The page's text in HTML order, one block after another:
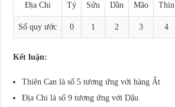
Địa Chi Tý Sửu Dần Mão Thìn
Số quy ước 0 1 2 3 4
Kết luận:
Thiên Can là số 5 tương ứng với hàng Ất
Địa Chi là số 9 tương ứng với Dậu